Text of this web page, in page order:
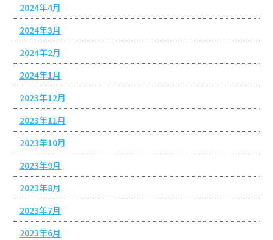
2024年4月
2024年3月
2024年2月
2024年1月
2023年12月
2023年11月
2023年10月
2023年9月
2023年8月
2023年7月
2023年6月